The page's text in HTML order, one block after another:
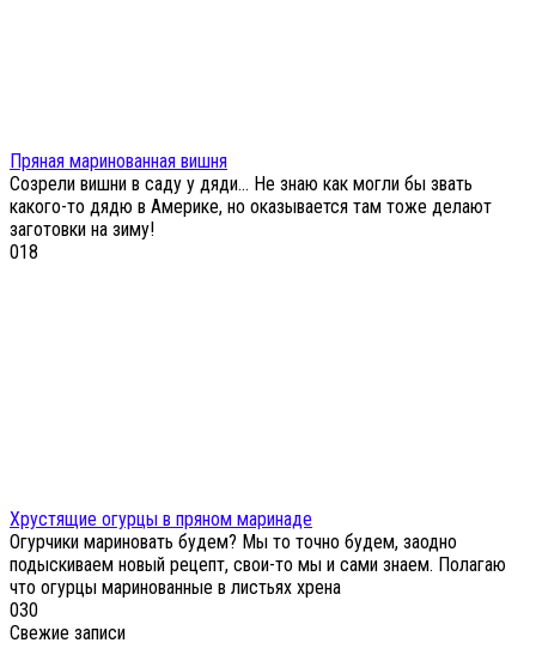
Пряная маринованная вишня
Созрели вишни в саду у дяди… Не знаю как могли бы звать
какого-то дядю в Америке, но оказывается там тоже делают
заготовки на зиму!
018
Хрустящие огурцы в пряном маринаде
Огурчики мариновать будем? Мы то точно будем, заодно
подыскиваем новый рецепт, свои-то мы и сами знаем. Полагаю
что огурцы маринованные в листьях хрена
030
Свежие записи